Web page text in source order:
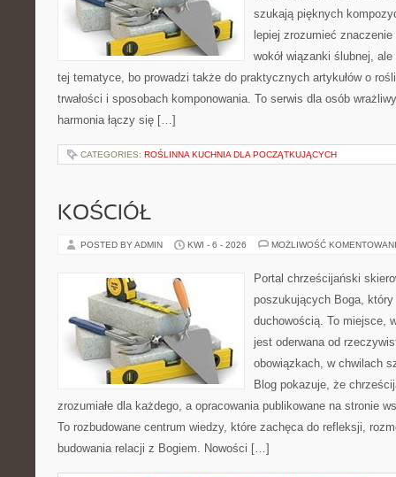
szukają pięknych
lepiej zrozumieć
wokół wiązanki ślubnej,
tej tematyce, bo prowadzi także do praktycznych artykułów o
trwałości i sposobach komponowania. To serwis dla osób
harmonia łączy się […]
CATEGORIES: ROŚLINNA KUCHNIA DLA POCZĄTKUJĄCYCH
KOŚCIÓŁ
POSTED BY ADMIN KWI - 6 - 2026 MOŻLIWOŚĆ
Portal chrześcijański
poszukujących Boga,
duchowością. To miejsce,
jest oderwana od
obowiązkach, w chwilach
Blog pokazuje, że
zrozumiałe dla każdego, a opracowania publikowane na stronie
To rozbudowane centrum wiedzy, które zachęca do refleksji,
budowania relacji z Bogiem. Nowości […]